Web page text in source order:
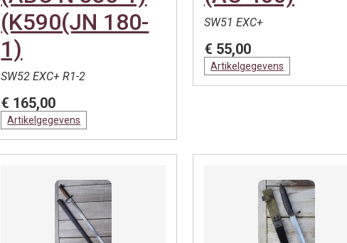
(K590(JN 180-
1)
SW52 EXC+ R1-2
€ 165,00
Artikelgegevens
SW51 EXC+
€ 55,00
Artikelgegevens